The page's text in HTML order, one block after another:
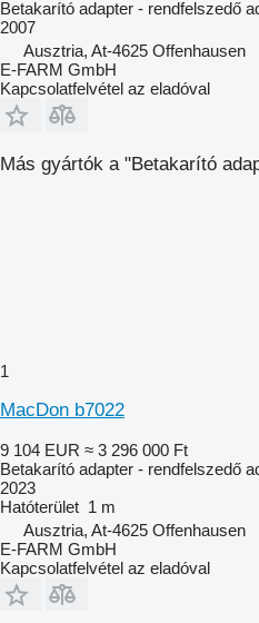
Betakarító adapter - rendfelszedő
2007
Ausztria, At-4625 Offenhausen
E-FARM GmbH
Kapcsolatfelvétel az eladóval
Más gyártók a "Betakarító
1
MacDon b7022
9 104 EUR ≈ 3 296 000 Ft
Betakarító adapter - rendfelszedő
2023
Hatóterület 1 m
Ausztria, At-4625 Offenhausen
E-FARM GmbH
Kapcsolatfelvétel az eladóval